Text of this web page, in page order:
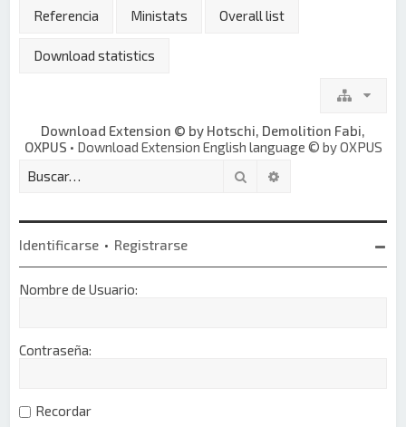
Referencia Ministats Overall list
Download statistics
Download Extension © by Hotschi, Demolition Fabi,
OXPUS • Download Extension English language © by OXPUS
Buscar
Identificarse • Registrarse
Nombre de Usuario:
Contraseña:
Recordar